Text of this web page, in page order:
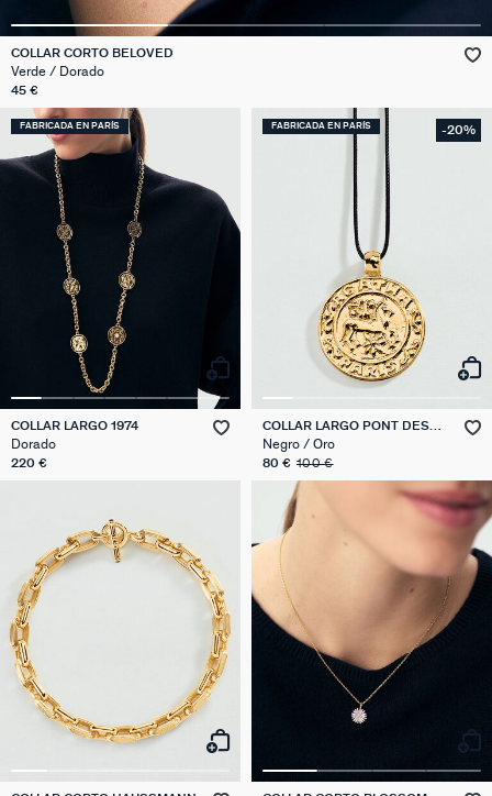
COLLAR CORTO BELOVED
Verde / Dorado
45 €
FABRICADA EN PARÍS
COLLAR LARGO 1974
Dorado
220 €
FABRICADA EN PARÍS -20%
COLLAR LARGO PONT DES
ARTS
Negro / Oro
80 € 100 €